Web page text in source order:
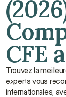
CFE
Trouvez la
experts vous
internationales,